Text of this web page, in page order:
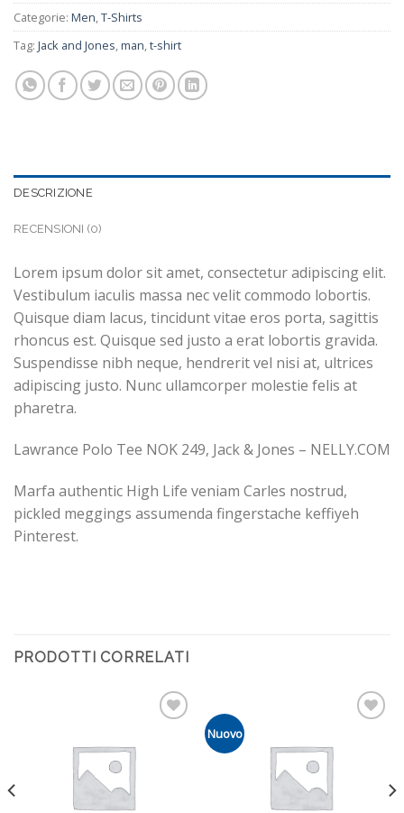
Categorie: Men,T-Shirts
Tag: Jack and Jones,man,t-shirt
DESCRIZIONE
RECENSIONI (0)
Lorem ipsum dolor sit amet, consectetur adipiscing elit.
Vestibulum iaculis massa nec velit commodo lobortis.
Quisque diam lacus, tincidunt vitae eros porta, sagittis
rhoncus est. Quisque sed justo a erat lobortis gravida.
Suspendisse nibh neque, hendrerit vel nisi at, ultrices
adipiscing justo. Nunc ullamcorper molestie felis at
pharetra.
Lawrance Polo Tee NOK 249, Jack & Jones – NELLY.COM
Marfa authentic High Life veniam Carles nostrud,
pickled meggings assumenda fingerstache keffiyeh
Pinterest.
PRODOTTI CORRELATI
Nuovo